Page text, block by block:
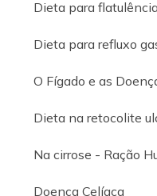
Dieta para
Dieta para refluxo
O Fígado e as
Dieta na retocolite
Na cirrose - Ração
Doença Celíaca